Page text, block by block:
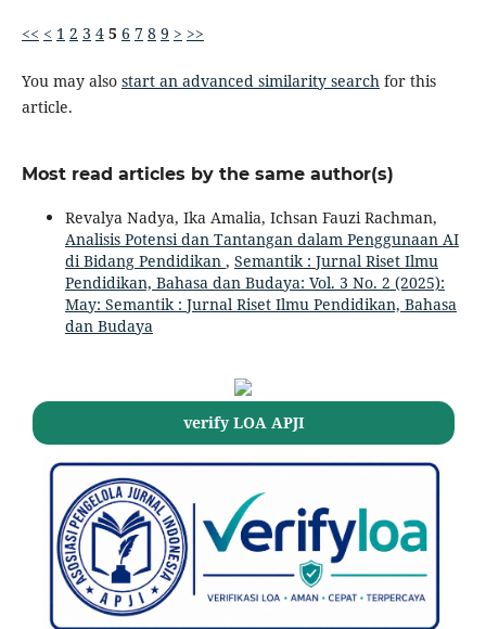
<< < 1 2 3 4 5 6 7 8 9 > >>
You may also start an advanced similarity searchfor this
article.
Most read articles by the same author(s)
Revalya Nadya, Ika Amalia, Ichsan Fauzi Rachman,
Analisis Potensi dan Tantangan dalam Penggunaan AI
di Bidang Pendidikan , Semantik : Jurnal Riset Ilmu
Pendidikan, Bahasa dan Budaya: Vol. 3 No. 2 (2025):
May: Semantik : Jurnal Riset Ilmu Pendidikan, Bahasa
dan Budaya
verify LOA APJI